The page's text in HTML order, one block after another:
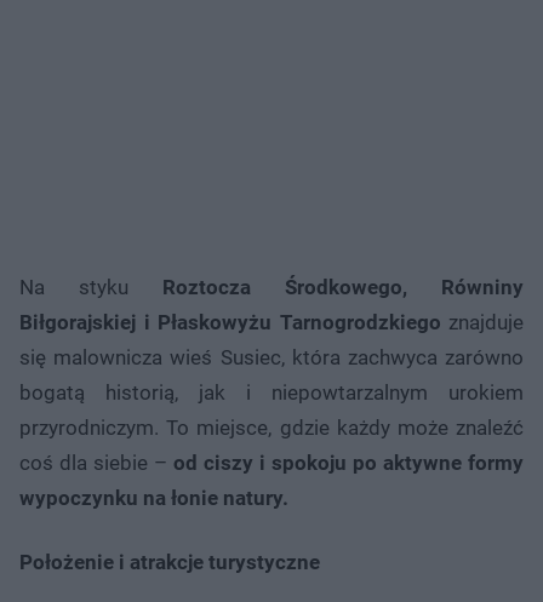
Na styku Roztocza Środkowego, Równiny
Biłgorajskiej i Płaskowyżu Tarnogrodzkiego znajduje
się malownicza wieś Susiec, która zachwyca zarówno
bogatą historią, jak i niepowtarzalnym urokiem
przyrodniczym. To miejsce, gdzie każdy może znaleźć
coś dla siebie – od ciszy i spokoju po aktywne formy
wypoczynku na łonie natury.
Położenie i atrakcje turystyczne